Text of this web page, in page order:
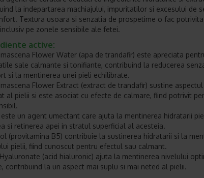
la indepartarea machiajului, impuritatilor si excesului de
Textura usoara si senzatia de prospetime o fac
pe zonele sensibile ale fetei.
active:
Flower Water (apa de trandafir) este apreciata
sale calmante si tonifiante, contribuind la reducerea
si la mentinerea unei pieli echilibrate.
Flower Extract (extract de trandafir) sustine aspectul
al pielii si este asociat cu efecte de calmare, fiind potrivit
este un agent umectant care ajuta la mentinerea hidratarii
si retinerea apei in stratul superficial al acesteia.
(provitamina B5) contribuie la sustinerea hidratarii si la
pielii, fiind cunoscut pentru efectul sau calmant.
(acid hialuronic) ajuta la mentinerea nivelului
contribuind la un aspect mai suplu si mai neted al pielii.